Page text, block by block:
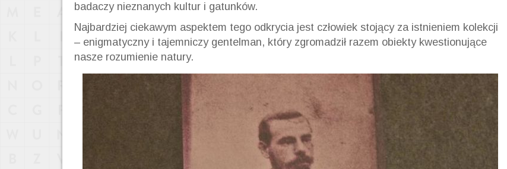
badaczy nieznanych kultur i gatunków.
Najbardziej ciekawym aspektem tego odkrycia jest człowiek stojący za istnieniem kolekcji
– enigmatyczny i tajemniczy gentelman, który zgromadził razem obiekty kwestionujące
nasze rozumienie natury.